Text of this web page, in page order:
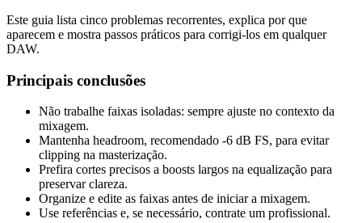
Este guia lista cinco problemas recorrentes, explica por que
aparecem e mostra passos práticos para corrigi-los em qualquer
DAW.
Principais conclusões
Não trabalhe faixas isoladas: sempre ajuste no contexto da
mixagem.
Mantenha headroom, recomendado -6 dB FS, para evitar
clipping na masterização.
Prefira cortes precisos a boosts largos na equalização para
preservar clareza.
Organize e edite as faixas antes de iniciar a mixagem.
Use referências e, se necessário, contrate um profissional.